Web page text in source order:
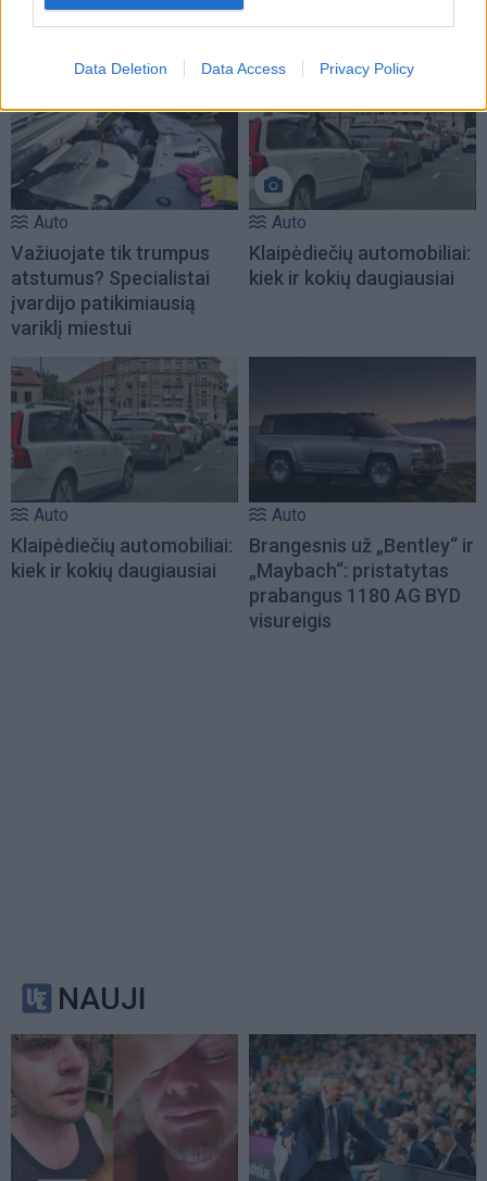
Data Deletion Data Access Privacy Policy
kemperis (nuotraukos)
Auto
Važiuojate tik trumpus
atstumus? Specialistai
įvardijo patikimiausią
variklį miestui
Auto
Klaipėdiečių automobiliai:
kiek ir kokių daugiausiai
Auto
Klaipėdiečių automobiliai:
kiek ir kokių daugiausiai
Auto
Brangesnis už „Bentley“ ir
„Maybach“: pristatytas
prabangus 1180 AG BYD
visureigis
NAUJI